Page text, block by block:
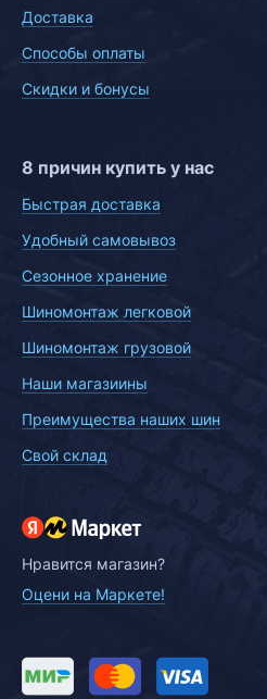
Доставка
Способы оплаты
Скидки и бонусы
8 причин купить у нас
Быстрая доставка
Удобный самовывоз
Сезонное хранение
Шиномонтаж легковой
Шиномонтаж грузовой
Наши магазиины
Преимущества наших шин
Свой склад
Нравится магазин?
Оцени на Маркете!